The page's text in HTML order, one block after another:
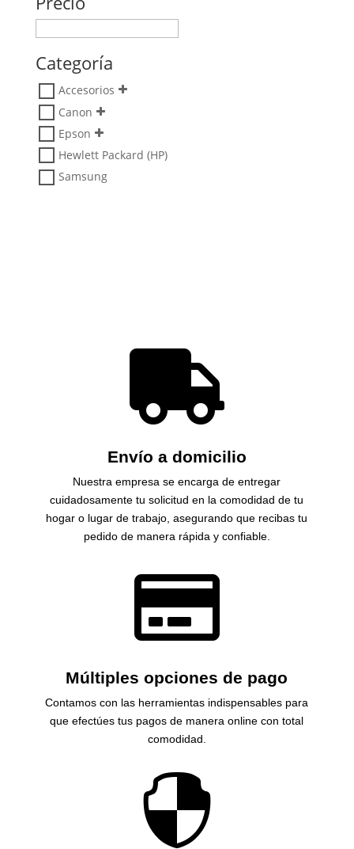
Categoría
Accesorios
Canon
Epson
Hewlett Packard (HP)
Samsung

Envío a domicilio
Nuestra empresa se encarga de entregar
cuidadosamente tu solicitud en la comodidad de tu
hogar o lugar de trabajo, asegurando que recibas tu
pedido de manera rápida y confiable.

Múltiples opciones de pago
Contamos con las herramientas indispensables para
que efectúes tus pagos de manera online con total
comodidad.
